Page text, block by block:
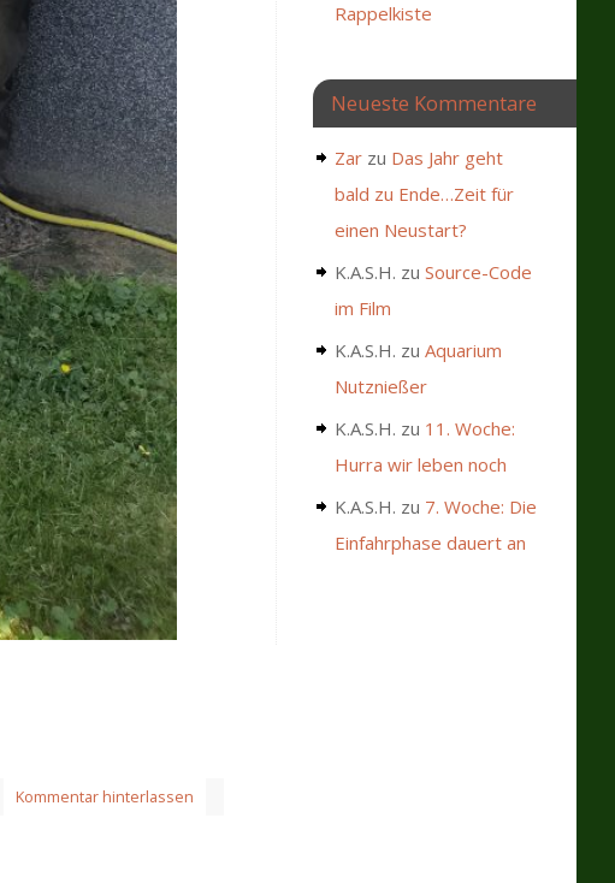
Kommentar hinterlassen
Rappelkiste
Neueste Kommentare
Zar zu Das Jahr geht
bald zu Ende…Zeit für
einen Neustart?
K.A.S.H. zu Source-Code
im Film
K.A.S.H. zu Aquarium
Nutznießer
K.A.S.H. zu 11. Woche:
Hurra wir leben noch
K.A.S.H. zu 7. Woche: Die
Einfahrphase dauert an